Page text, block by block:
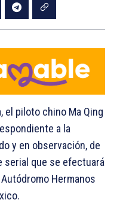
el piloto chino Ma Qing
a la
y en observación, de
serial que se efectuará
Hermanos